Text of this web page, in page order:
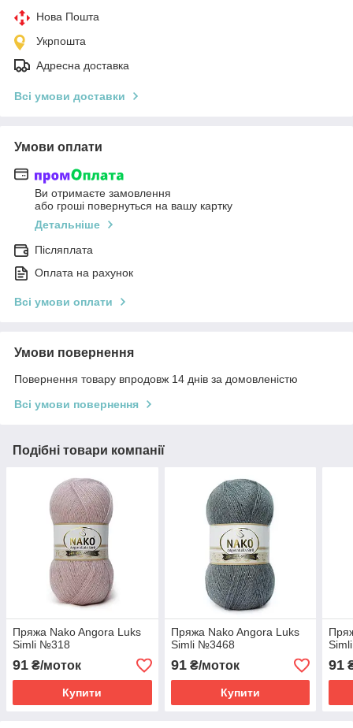
Нова Пошта
Укрпошта
Адресна доставка
Всі умови доставки
Умови оплати
Ви отримаєте замовлення
або гроші повернуться на вашу картку
Детальніше
Післяплата
Оплата на рахунок
Всі умови оплати
Умови повернення
Повернення товару впродовж 14 днів за домовленістю
Всі умови повернення
Подібні товари компанії
Пряжа Nako Angora Luks
Simli №318
91 ₴/моток
Купити
Пряжа Nako Angora Luks
Simli №3468
91₴/моток
Купити
91